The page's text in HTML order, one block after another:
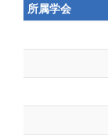
所属学会